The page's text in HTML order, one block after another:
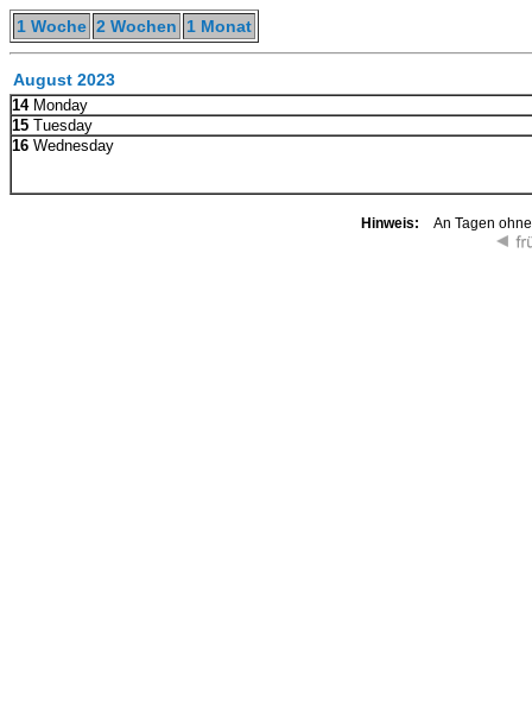
1 Woche 2 Wochen 1 Monat
August 2023
14Monday
15 Tuesday
16 Wednesday
Hinweis: An Tagen